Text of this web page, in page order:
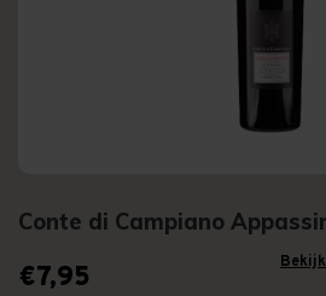
Conte di Campiano
€7,95